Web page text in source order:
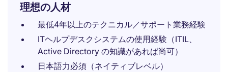
理想の人材
最低4年以上のテクニカル／サポート業務経験
ITヘルプデスクシステムの使用経験（ITIL、
Active Directory の知識があれば尚可）
日本語力必須（ネイティブレベル）